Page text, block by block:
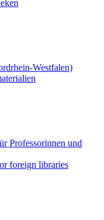
Westfalen)
Professorinnen und
foreign libraries